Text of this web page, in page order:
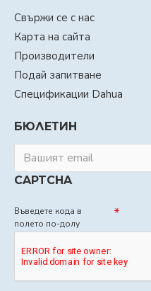
Свържи се с нас
Карта на сайта
Производители
Подай запитване
Спецификации Dahua
БЮЛЕТИН
CAPTCHA
Въведете кода в
полето по-долу